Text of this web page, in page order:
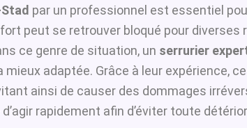
par un professionnel est essentiel
peut se retrouver bloqué pour
ce genre de situation, un serrurier
adaptée. Grâce à leur expérience,
ainsi de causer des dommages
rapidement afin d’éviter toute